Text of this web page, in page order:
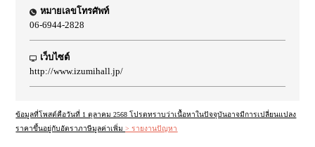
หมายเลขโทรศัพท์
06-6944-2828
เว็บไซต์
http://www.izumihall.jp/
ข้อมูลที่โพสต์คือวันที่ 1 ตุลาคม 2568 โปรดทราบว่าเนื้อหาในปัจจุบันอาจมีการเปลี่ยนแปลง
ราคาขึ้นอยู่กับอัตราภาษีมูลค่าเพิ่ม> รายงานปัญหา